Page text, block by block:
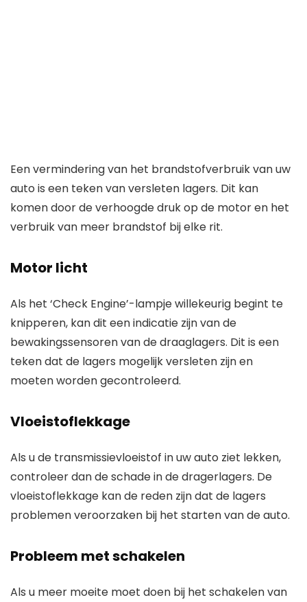
Een vermindering van het brandstofverbruik van uw
auto is een teken van versleten lagers. Dit kan
komen door de verhoogde druk op de motor en het
verbruik van meer brandstof bij elke rit.
Motor licht
Als het ‘Check Engine’-lampje willekeurig begint te
knipperen, kan dit een indicatie zijn van de
bewakingssensoren van de draaglagers. Dit is een
teken dat de lagers mogelijk versleten zijn en
moeten worden gecontroleerd.
Vloeistoflekkage
Als u de transmissievloeistof in uw auto ziet lekken,
controleer dan de schade in de dragerlagers. De
vloeistoflekkage kan de reden zijn dat de lagers
problemen veroorzaken bij het starten van de auto.
Probleem met schakelen
Als u meer moeite moet doen bij het schakelen van